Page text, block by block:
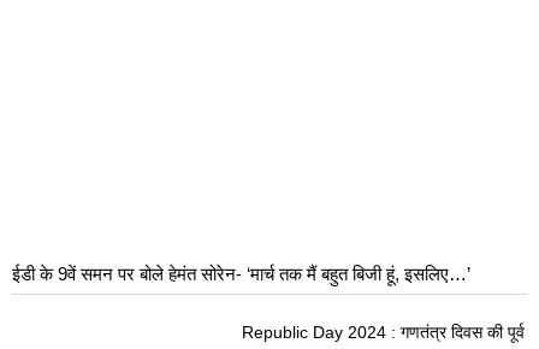
ईडी के 9वें समन पर बोले हेमंत सोरेन- ‘मार्च तक मैं बहुत बिजी हूं, इसलिए…’
Republic Day 2024 : गणतंत्र दिवस की पूर्व